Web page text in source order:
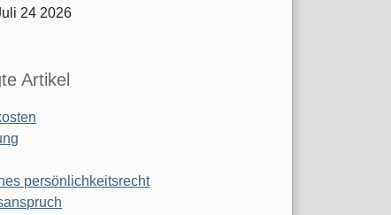
24 2026
Artikel
persönlichkeitsrecht